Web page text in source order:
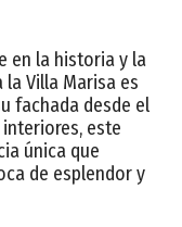
en la historia y la
Villa Marisa es
fachada desde el
este
única que
de esplendor y